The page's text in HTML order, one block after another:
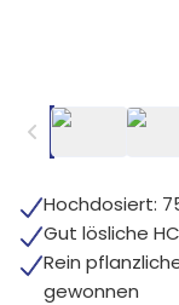
Hochdosiert:
Gut lösliche
Rein
gewonnen